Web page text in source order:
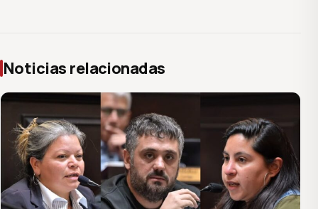
Noticias relacionadas